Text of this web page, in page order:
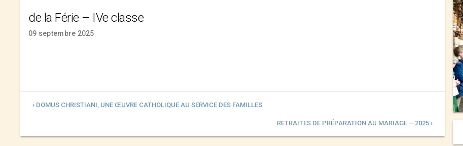
de la Férie – IVe classe
09 septembre 2025
‹ DOMUS CHRISTIANI, UNE ŒUVRE CATHOLIQUE AU SERVICE DES FAMILLES
RETRAITES DE PRÉPARATION AU MARIAGE – 2025 ›